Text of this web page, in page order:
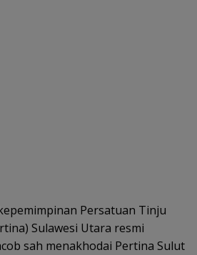
Persatuan Tinju
Sulawesi Utara resmi
sah menakhodai Pertina Sulut